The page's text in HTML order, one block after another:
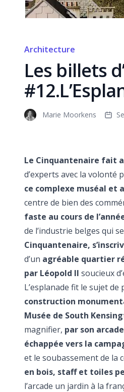
Architecture
Les billets
Marie Moorkens
Le Cinquantenaire fait
d’experts avec la volonté
ce complexe muséal et
centre de bien des
faste au cours de
de l’industrie belges qui
Cinquantenaire,
d’un agréable quartier
par Léopold II soucieux
L’esplanade fit le sujet
construction
Musée de South
magnifier, par son
échappée vers la
et le soubassement de la
en bois, staff et toiles
l’arcade un jardin à la